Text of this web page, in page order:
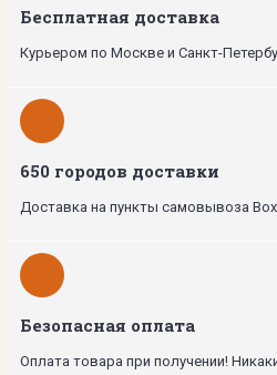
Бесплатная доставка
Курьером по Москве и Санкт-
650 городов доставки
Доставка на пункты самовывоза
Безопасная оплата
Оплата товара при получении!